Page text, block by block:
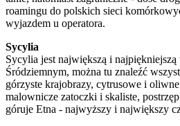
roamingu do polskich sieci
wyjazdem u operatora.
Sycylia
Sycylia jest największą i
Śródziemnym, można tu znaleźć
górzyste krajobrazy, cytrusowe i
malownicze zatoczki i skaliste,
góruje Etna - najwyższy i największy